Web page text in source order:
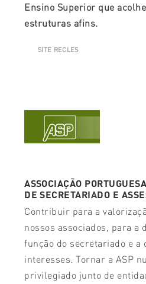
Ensino Superior que
estruturas afins.
SITE RECLES
ASSOCIAÇÃO
DE SECRETARIADO E
Contribuir para a
nossos associados, para a
função do secretariado e a
interesses. Tornar a ASP
privilegiado junto de